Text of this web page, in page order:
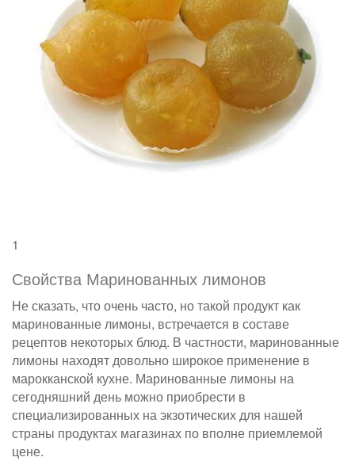
1
Свойства Маринованных лимонов
Не сказать, что очень часто, но такой продукт как
маринованные лимоны, встречается в составе
рецептов некоторых блюд. В частности, маринованные
лимоны находят довольно широкое применение в
марокканской кухне. Маринованные лимоны на
сегодняшний день можно приобрести в
специализированных на экзотических для нашей
страны продуктах магазинах по вполне приемлемой
цене.